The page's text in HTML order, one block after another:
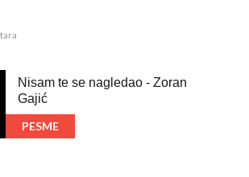
Nisam te se nagledao - Zoran
Gajić
PESME